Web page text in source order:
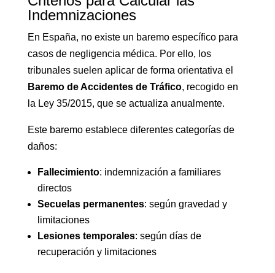
Indemnizaciones
En España, no existe un baremo específico para
casos de negligencia médica. Por ello, los
tribunales suelen aplicar de forma orientativa el
Baremo de Accidentes de Tráfico, recogido en
la Ley 35/2015, que se actualiza anualmente.
Este baremo establece diferentes categorías de
daños:
Fallecimiento: indemnización a familiares
directos
Secuelas permanentes: según gravedad y
limitaciones
Lesiones temporales: según días de
recuperación y limitaciones